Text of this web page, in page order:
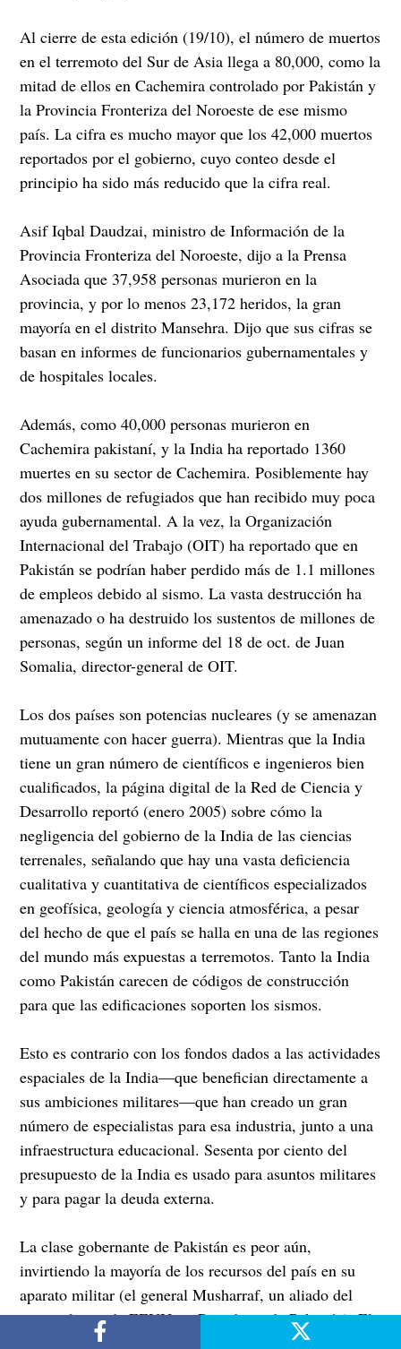
Al cierre de esta edición (19/10), el número de muertos
en el terremoto del Sur de Asia llega a 80,000, como la
mitad de ellos en Cachemira controlado por Pakistán y
la Provincia Fronteriza del Noroeste de ese mismo
país. La cifra es mucho mayor que los 42,000 muertos
reportados por el gobierno, cuyo conteo desde el
principio ha sido más reducido que la cifra real.
Asif Iqbal Daudzai, ministro de Información de la
Provincia Fronteriza del Noroeste, dijo a la Prensa
Asociada que 37,958 personas murieron en la
provincia, y por lo menos 23,172 heridos, la gran
mayoría en el distrito Mansehra. Dijo que sus cifras se
basan en informes de funcionarios gubernamentales y
de hospitales locales.
Además, como 40,000 personas murieron en
Cachemira pakistaní, y la India ha reportado 1360
muertes en su sector de Cachemira. Posiblemente hay
dos millones de refugiados que han recibido muy poca
ayuda gubernamental. A la vez, la Organización
Internacional del Trabajo (OIT) ha reportado que en
Pakistán se podrían haber perdido más de 1.1 millones
de empleos debido al sismo. La vasta destrucción ha
amenazado o ha destruido los sustentos de millones de
personas, según un informe del 18 de oct. de Juan
Somalia, director-general de OIT.
Los dos países son potencias nucleares (y se amenazan
mutuamente con hacer guerra). Mientras que la India
tiene un gran número de científicos e ingenieros bien
cualificados, la página digital de la Red de Ciencia y
Desarrollo reportó (enero 2005) sobre cómo la
negligencia del gobierno de la India de las ciencias
terrenales, señalando que hay una vasta deficiencia
cualitativa y cuantitativa de científicos especializados
en geofísica, geología y ciencia atmosférica, a pesar
del hecho de que el país se halla en una de las regiones
del mundo más expuestas a terremotos. Tanto la India
como Pakistán carecen de códigos de construcción
para que las edificaciones soporten los sismos.
Esto es contrario con los fondos dados a las actividades
espaciales de la India—que benefician directamente a
sus ambiciones militares—que han creado un gran
número de especialistas para esa industria, junto a una
infraestructura educacional. Sesenta por ciento del
presupuesto de la India es usado para asuntos militares
y para pagar la deuda externa.
La clase gobernante de Pakistán es peor aún,
invirtiendo la mayoría de los recursos del país en su
aparato militar (el general Musharraf, un aliado del
imperialismo de EEUU, es Presidente de Pakistán). El
gobierno de Pakistán también ha fomentado y